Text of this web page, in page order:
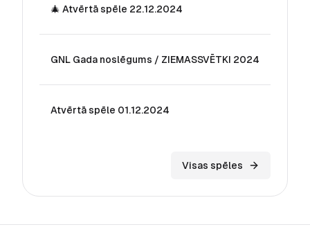
🎄 Atvērtā spēle 22.12.2024
GNL Gada noslēgums / ZIEMASSVĒTKI 2024
Atvērtā spēle 01.12.2024
Visas spēles